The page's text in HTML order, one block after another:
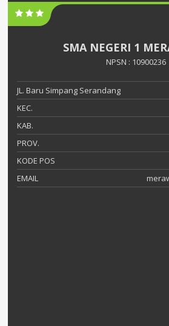
SMA NEGERI 1
NPSN : 10900236
JL. Baru Simpang Serandang
KEC.
KAB.
PROV.
KODE POS
EMAIL